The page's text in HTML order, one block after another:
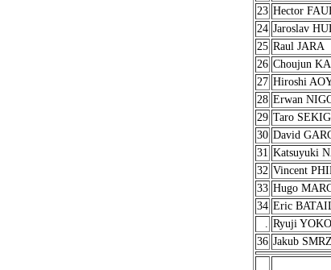
23 Hector
24 Jaroslav
25 Raul JARA
26 Choujun
27 Hiroshi
28 Erwan
29 Taro
30 David
31 Katsuyuki
32 Vincent
33 Hugo
34 Eric
. Ryuji
36 Jakub SMRZ